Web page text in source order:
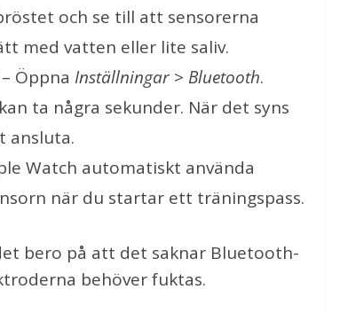
och se till att sensorerna
med vatten eller lite saliv.
– Öppna Inställningar > Bluetooth.
ta några sekunder. När det syns
ansluta.
Watch automatiskt använda
när du startar ett träningspass.
bero på att det saknar Bluetooth-
behöver fuktas.